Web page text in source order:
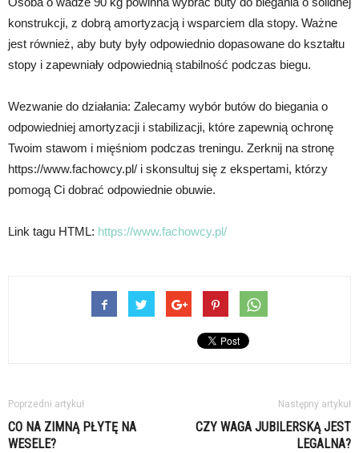
konstrukcji, z dobrą amortyzacją i wsparciem dla stopy. Ważne
jest również, aby buty były odpowiednio dopasowane do kształtu
stopy i zapewniały odpowiednią stabilność podczas biegu.
Wezwanie do działania: Zalecamy wybór butów do biegania o
odpowiedniej amortyzacji i stabilizacji, które zapewnią ochronę
Twoim stawom i mięśniom podczas treningu. Zerknij na stronę
https://www.fachowcy.pl/ i skonsultuj się z ekspertami, którzy
pomogą Ci dobrać odpowiednie obuwie.
Link tagu HTML: https://www.fachowcy.pl/
Poprzedni artykuł
CO NA ZIMNĄ PŁYTĘ NA
WESELE?
Następny artykuł
CZY WAGA JUBILERSKĄ JEST
LEGALNA?